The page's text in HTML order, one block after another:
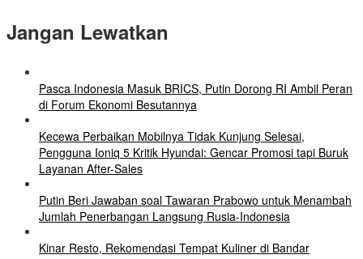
Jangan Lewatkan
Pasca Indonesia Masuk BRICS, Putin Dorong RI Ambil Peran
di Forum Ekonomi Besutannya
Kecewa Perbaikan Mobilnya Tidak Kunjung Selesai,
Pengguna Ioniq 5 Kritik Hyundai: Gencar Promosi tapi Buruk
Layanan After-Sales
Putin Beri Jawaban soal Tawaran Prabowo untuk Menambah
Jumlah Penerbangan Langsung Rusia-Indonesia
Kinar Resto, Rekomendasi Tempat Kuliner di Bandar